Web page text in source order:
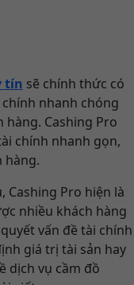
tín sẽ chính thức có
nhanh chóng
hàng. Cashing Pro
chính nhanh gọn,
hàng.
Cashing Pro hiện là
nhiều khách hàng
vấn đề tài chính
giá trị tài sản hay
dịch vụ cầm đồ